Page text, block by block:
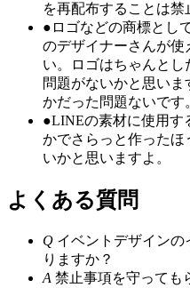
を再配布することは禁
● ロゴなどの商標とし
のデザイナーさんが使
い。ロゴはちゃんとし
問題がないかと思い
かだった問題ないです
●LINEの素材に使用す
かでさらっと作ったほ
いかと思いますよ。
よくある質問
Q イベントデザイン
りますか？
A 禁止事項を守っても